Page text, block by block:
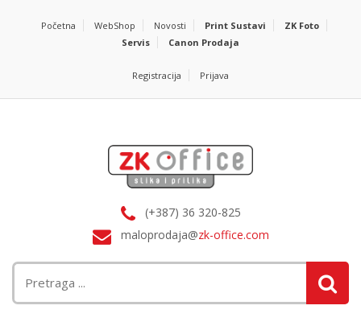
Početna WebShop Novosti Print Sustavi
ZK Foto
Servis
Canon Prodaja
Registracija Prijava
(+387) 36 320-825
maloprodaja@zk-office.com